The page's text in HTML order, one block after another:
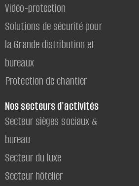
Vidéo-protection
Solutions de sécurité pour
la Grande distribution et
bureaux
Protection de chantier
Nos secteurs d'activités
Secteur sièges sociaux &
bureau
Secteur du luxe
Secteur hôtelier